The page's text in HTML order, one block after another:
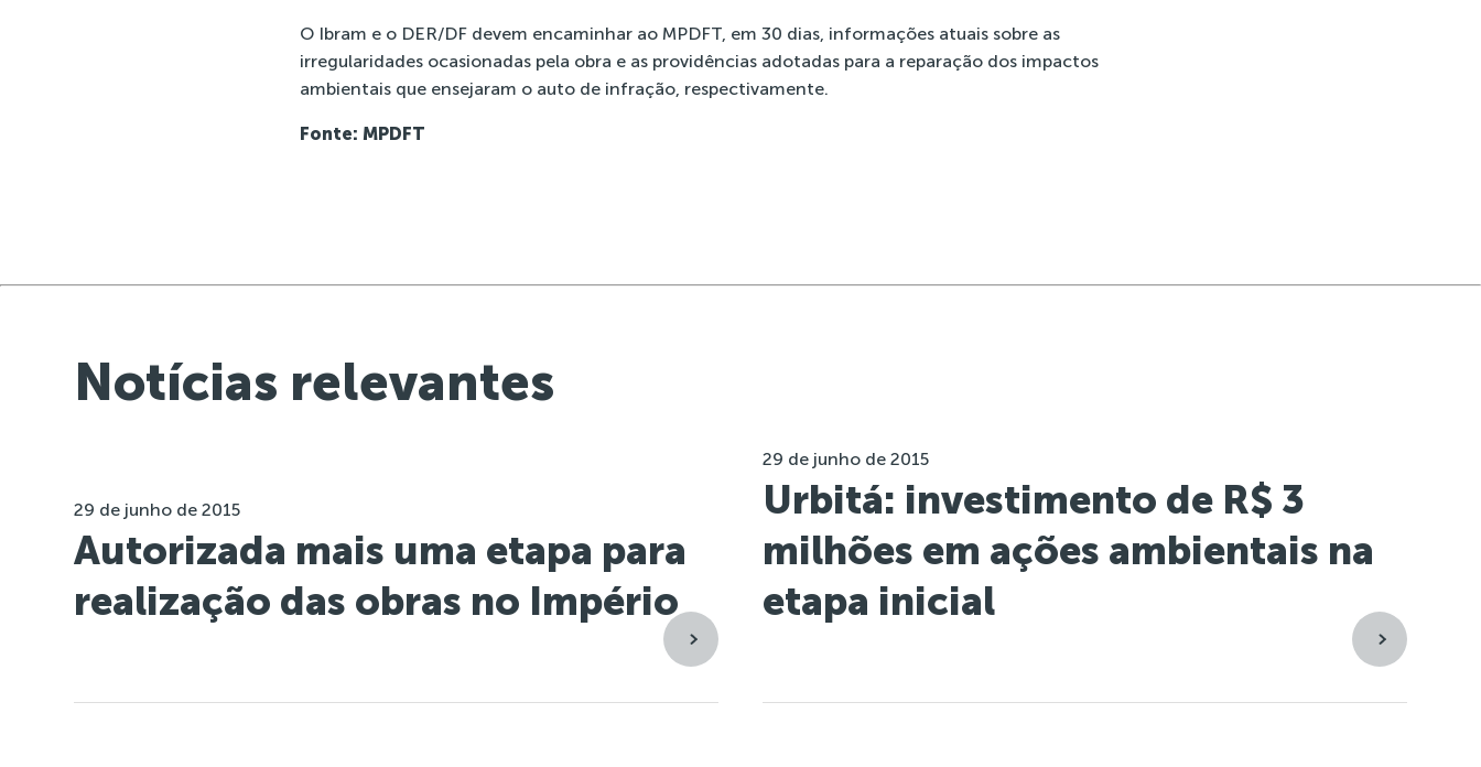
O Ibram e o DER/DF devem encaminhar ao MPDFT, em 30 dias, informações atuais sobre as
irregularidades ocasionadas pela obra e as providências adotadas para a reparação dos impactos
ambientais que ensejaram o auto de infração, respectivamente.
Fonte: MPDFT
Notícias relevantes
29 de junho de 2015
Autorizada mais uma etapa para
realização das obras no Império
29 de junho de 2015
Urbitá: investimento de R$ 3
milhões em ações ambientais na
etapa inicial